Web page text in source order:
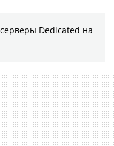
Dedicated на